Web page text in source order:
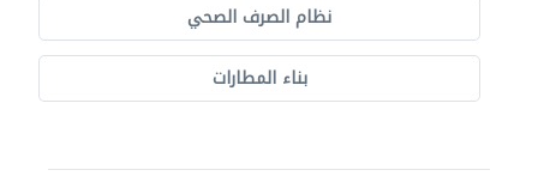
نظام الصرف الصحي
بناء المطارات